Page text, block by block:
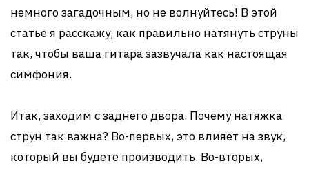
немного загадочным, но не волнуйтесь! В этой
статье я расскажу, как правильно натянуть струны
так, чтобы ваша гитара зазвучала как настоящая
симфония.
Итак, заходим с заднего двора. Почему натяжка
струн так важна? Во-первых, это влияет на звук,
который вы будете производить. Во-вторых,